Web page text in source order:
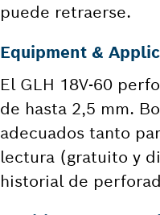
puede retraerse.
Equipment &
El GLH 18V-60
de hasta 2,5 mm.
adecuados tanto
lectura (gratuito y
historial de